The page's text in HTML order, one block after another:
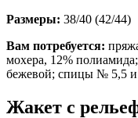
Размеры: 38/40 (42/44)
Вам потребуется:
мохера, 12%
бежевой; спицы № 5,5 и
Жакет с